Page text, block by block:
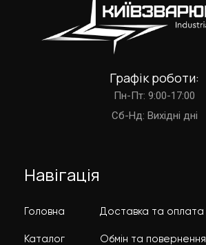
Графік роботи:
Пн-Пт: 9:00-17:00
Cб-Нд: Вихідні дні
Навігація
Головна
Каталог
Доставка та оплата
Обмін та повернення